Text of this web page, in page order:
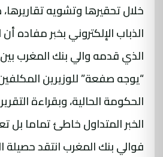
خلال تحقيرها وتشويه تقاريرها،
الذباب الإلكتروني بخبر مفاده
الذي قدمه والي بنك المغرب
“يوجه صفعة” للوزيرين
الحكومة الحالية، وبقراءة
الخبر المتداول خاطئ تماما بل
فوالي بنك المغرب انتقد حصيلة